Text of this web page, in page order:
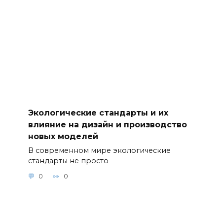
Экологические стандарты и их
влияние на дизайн и производство
новых моделей
В современном мире экологические
стандарты не просто
0 0